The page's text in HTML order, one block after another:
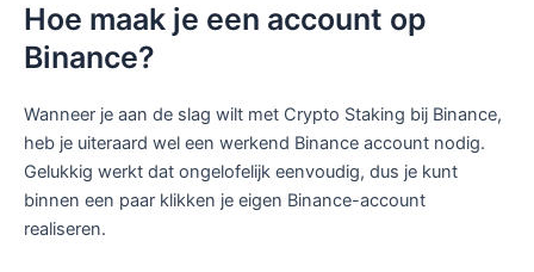
Hoe maak je een account op
Binance?
Wanneer je aan de slag wilt met Crypto Staking bij Binance,
heb je uiteraard wel een werkend Binance account nodig.
Gelukkig werkt dat ongelofelijk eenvoudig, dus je kunt
binnen een paar klikken je eigen Binance-account
realiseren.